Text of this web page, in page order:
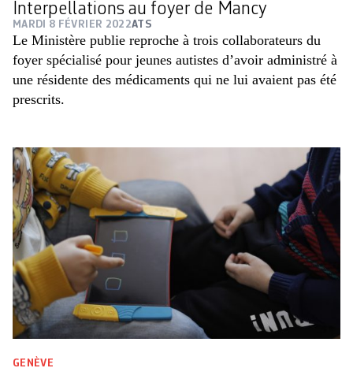
Interpellations au foyer de Mancy
MARDI 8 FÉVRIER 2022ATS
Le Ministère publie reproche à trois collaborateurs du
foyer spécialisé pour jeunes autistes d’avoir administré à
une résidente des médicaments qui ne lui avaient pas été
prescrits.
GENÈVE